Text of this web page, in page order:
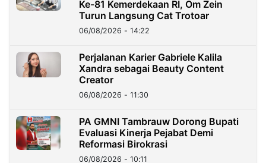
Ke-81 Kemerdekaan RI, Om Zein
Turun Langsung Cat Trotoar
06/08/2026 - 14:22
Perjalanan Karier Gabriele Kalila
Xandra sebagai Beauty Content
Creator
06/08/2026 - 11:30
PA GMNI Tambrauw Dorong Bupati
Evaluasi Kinerja Pejabat Demi
Reformasi Birokrasi
06/08/2026 - 10:11